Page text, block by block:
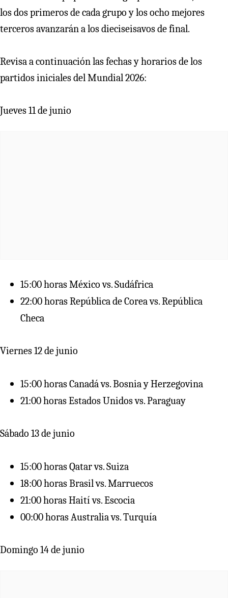
los dos primeros de cada grupo y los ocho mejores
terceros avanzarán a los dieciseisavos de final.
Revisa a continuación las fechas y horarios de los
partidos iniciales del Mundial 2026:
Jueves 11 de junio
15:00 horas México vs. Sudáfrica
22:00 horas República de Corea vs. República
Checa
Viernes 12 de junio
15:00 horas Canadá vs. Bosnia y Herzegovina
21:00 horas Estados Unidos vs. Paraguay
Sábado 13 de junio
15:00 horas Qatar vs. Suiza
18:00 horas Brasil vs. Marruecos
21:00 horas Haití vs. Escocia
00:00 horas Australia vs. Turquía
Domingo 14 de junio